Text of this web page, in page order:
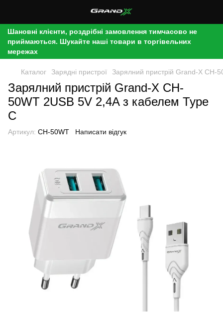
Шановні клієнти, роздрібні замовлення тимчасово не
приймаються. Шукайте наші товари в торгівельних
мережах
Каталог Зарядні пристрої Зарялний пристрій Grand-X CH-
Зарялний пристрій Grand-X CH-
50WT 2USB 5V 2,4A з кабелем Type
C
Артикул: CH-50WT Написати відгук